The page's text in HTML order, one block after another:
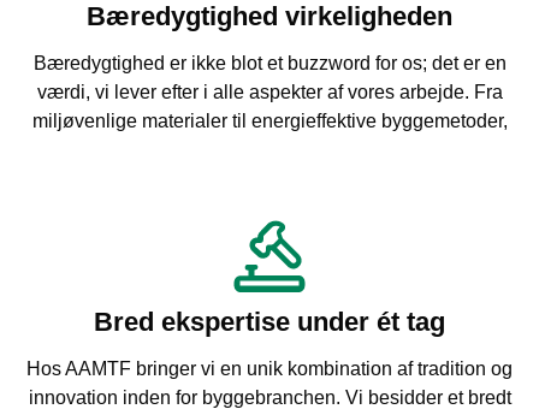
Bæredygtighed virkeligheden
Bæredygtighed er ikke blot et buzzword for os; det er en
værdi, vi lever efter i alle aspekter af vores arbejde. Fra
miljøvenlige materialer til energieffektive byggemetoder,
Bred ekspertise under ét tag
Hos AAMTF bringer vi en unik kombination af tradition og
innovation inden for byggebranchen. Vi besidder et bredt